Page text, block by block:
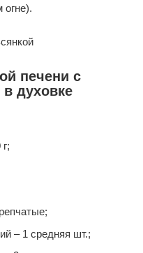
печени с
духовке
– 1 средняя шт.;